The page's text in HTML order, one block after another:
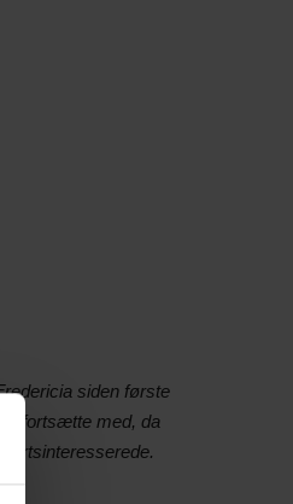
siden første
at fortsætte med, da